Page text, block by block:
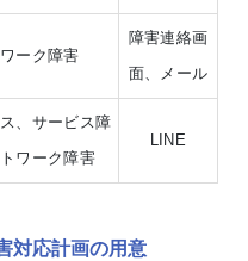
ーク障害
障害連絡画
面、メール
、サービス障
ワーク障害
LINE
対応計画の用意